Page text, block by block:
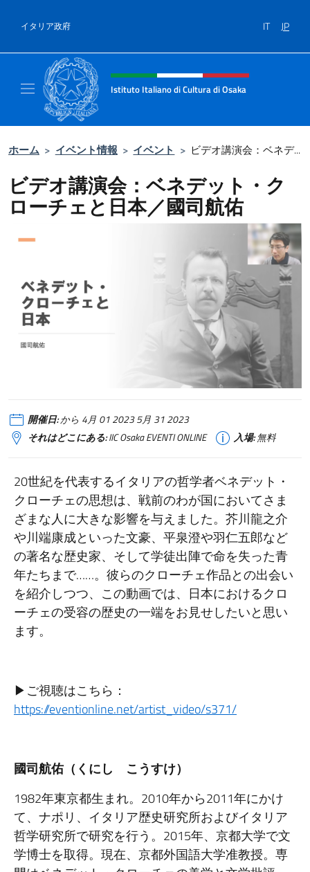
イタリア政府 IT JP
Header, social and menu of site
Istituto Italiano di Cultura di Osaka
ホーム > イベント情報 > イベント > ビデオ講演会：ベネデ...
ビデオ講演会：ベネデット・ク
ローチェと日本／國司航佑
開催日:から 4月 01 2023 5月 31 2023
それはどこにある:IIC Osaka EVENTI ONLINE 入場:無料
20世紀を代表するイタリアの哲学者ベネデット・
クローチェの思想は、戦前のわが国においてさま
ざまな人に大きな影響を与えました。芥川龍之介
や川端康成といった文豪、平泉澄や羽仁五郎など
の著名な歴史家、そして学徒出陣で命を失った青
年たちまで……。彼らのクローチェ作品との出会い
を紹介しつつ、この動画では、日本におけるクロ
ーチェの受容の歴史の一端をお見せしたいと思い
ます。
▶ご視聴はこちら：
https://eventionline.net/artist_video/s371/
國司航佑（くにし こうすけ）
1982年東京都生まれ。2010年から2011年にかけ
て、ナポリ、イタリア歴史研究所およびイタリア
哲学研究所で研究を行う。2015年、京都大学で文
学博士を取得。現在、京都外国語大学准教授。専